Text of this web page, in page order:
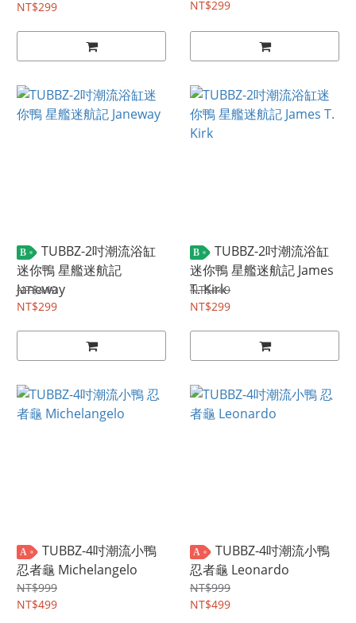
NT$299
NT$299
B
TUBBZ-2吋潮流浴缸
迷你鴨 星艦迷航記
Janeway
NT$449
NT$299
B
TUBBZ-2吋潮流浴缸
迷你鴨 星艦迷航記 James
T. Kirk
NT$449
NT$299
A
TUBBZ-4吋潮流小鴨
忍者龜 Michelangelo
NT$999
NT$499
A
TUBBZ-4吋潮流小鴨
忍者龜 Leonardo
NT$999
NT$499